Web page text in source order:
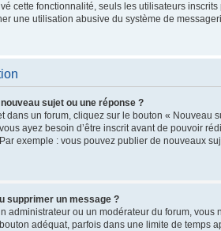
cette fonctionnalité, seuls les utilisateurs
une utilisation abusive du système de
sujet ou une réponse ?
dans un forum, cliquez sur le bouton «
ayez besoin d’être inscrit avant de pouvoir
exemple : vous pouvez publier de nouveaux
supprimer un message ?
administrateur ou un modérateur du forum,
adéquat, parfois dans une limite de temps